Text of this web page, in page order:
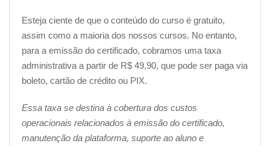
público-alvo. A criação de conteúdo relevante, o uso
estratégico de blogs como ferramenta de marketing, e a
persuasão através de vídeos e imagens podem
transformar marcas em narradores cativantes no vasto
cenário digital. Ao criar narrativas envolventes é
conteúdo.
Esteja ciente de que o conteúdo do curso é gratuito,
assim como a maioria dos nossos cursos. No entanto,
para a emissão do certificado, cobramos uma taxa
administrativa a partir de R$ 49,90, que pode ser paga via
boleto, cartão de crédito ou PIX.
Essa taxa se destina à cobertura dos custos
operacionais relacionados à emissão do certificado,
manutenção da plataforma, suporte ao aluno e